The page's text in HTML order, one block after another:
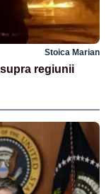
Stoica Marian
regiunii